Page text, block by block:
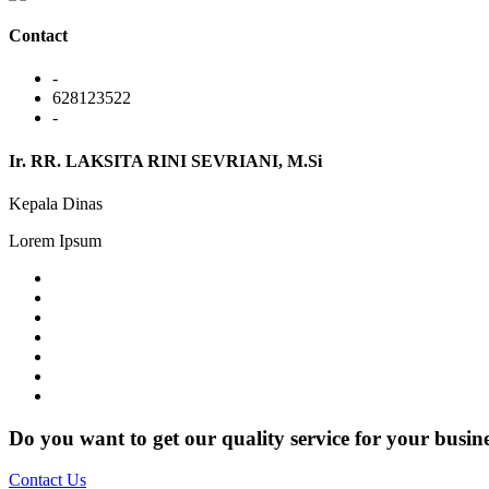
Contact
-
628123522
-
Ir. RR. LAKSITA RINI SEVRIANI, M.Si
Kepala Dinas
Lorem Ipsum
Do you want to get our quality service for your
Contact Us